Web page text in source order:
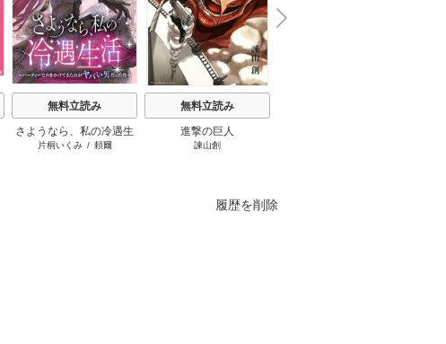
無料立読み
さようなら、私の冷遇生
活 ～パーティーで声をか
片桐いくみ/ 頼爾
無料立読み
進撃の巨人
諫山創
N
e
x
t
履歴を削除